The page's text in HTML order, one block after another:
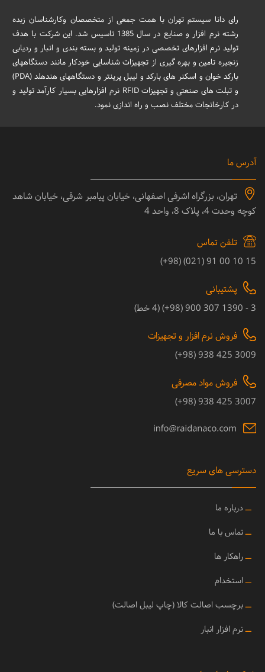
رای دانا سیستم تهران با همت جمعی از متخصصان وکارشناسان زبده
رشته نرم افزار و صنایع در سال 1385 تاسیس شد. این شرکت با هدف
تولید نرم افزارهای تخصصی در زمینه تولید و بسته بندی و انبار و ردیابی
زنجیره تامین و بهره گیری از تجهیزات شناسایی خودکار مانند دستگاههای
بارکد خوان و اسکنر های بارکد و لیبل پرینتر و دستگاههای هندهلد (PDA)
و تبلت های صنعتی و تجهیزات RFID نرم افزارهایی بسیار کارآمد تولید و
در کارخانجات مختلف نصب و راه اندازی نمود.
آدرس ما
تهران، بزرگراه اشرفی اصفهانی، خیابان پیامبر شرقی، خیابان شاهد
کوچه وحدت 4، پلاک 8، واحد 4
تلفن تماس
15 10 00 91 (021) (98+)
پشتیبانی
3 - 1390 307 900 (98+) (4 خط)
فروش نرم افزار و تجهیزات
3009 425 938 (98+)
فروش مواد مصرفی
3007 425 938 (98+)
دسترسی های سریع
ــ درباره ما
ــتماس با ما
ــراهکار ها
ــ استخدام
ــبرچسب اصالت کالا (چاپ لیبل اصالت)
ــنرم افزار انبار